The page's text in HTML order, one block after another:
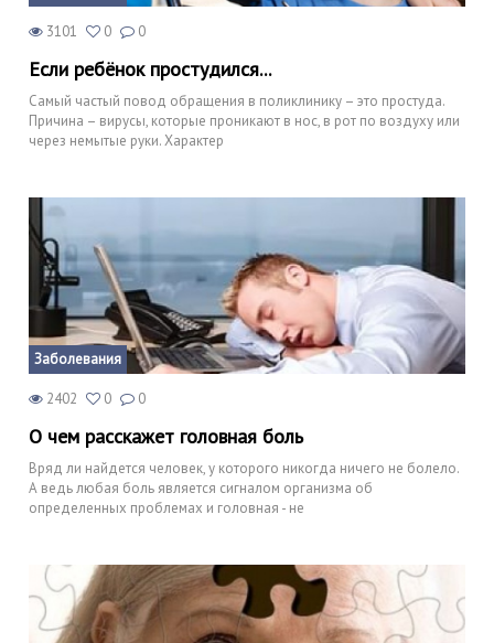
3101 0 0
Если ребёнок простудился...
Самый частый повод обращения в поликлинику – это простуда.
Причина – вирусы, которые проникают в нос, в рот по воздуху или
через немытые руки. Характер
Заболевания
2402 0 0
О чем расскажет головная боль
Вряд ли найдется человек, у которого никогда ничего не болело.
А ведь любая боль является сигналом организма об
определенных проблемах и головная - не